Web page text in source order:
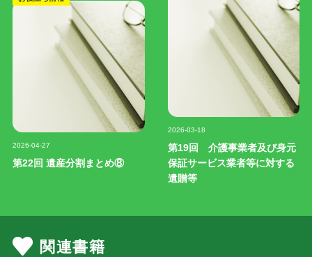
2026-04-27
第22回 遺産分割まとめ⑧
2026-03-18
第19回 介護事業者及び身元
保証サービス業者等に対する
遺贈等
関連書籍